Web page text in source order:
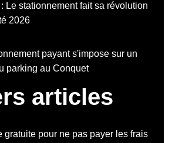
Le stationnement fait sa révolution
2026
payant s'impose sur un
parking au Conquet
articles
gratuite pour ne pas payer les frais